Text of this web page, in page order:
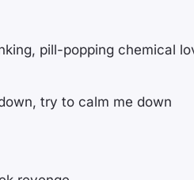
pill-popping chemical
try to calm me down